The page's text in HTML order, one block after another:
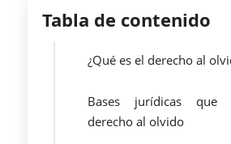
Tabla de contenido
¿Qué es el derecho al
Bases jurídicas que
derecho al olvido